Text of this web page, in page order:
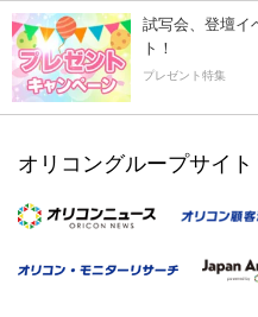
試写会、登壇イ
ト！
プレゼント特集
オリコングループサイト